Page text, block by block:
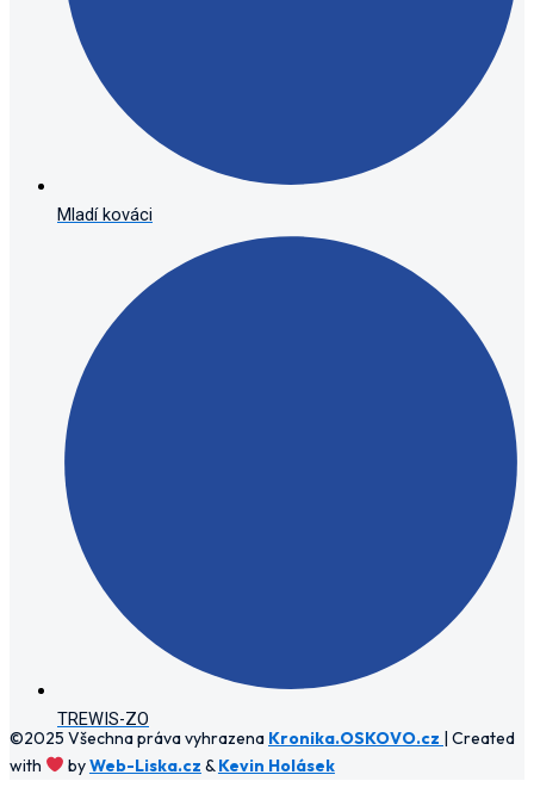
Mladí kováci
TREWIS-ZO
©2025 Všechna práva vyhrazena Kronika.OSKOVO.cz | Created
with
byWeb-Liska.cz &Kevin Holásek